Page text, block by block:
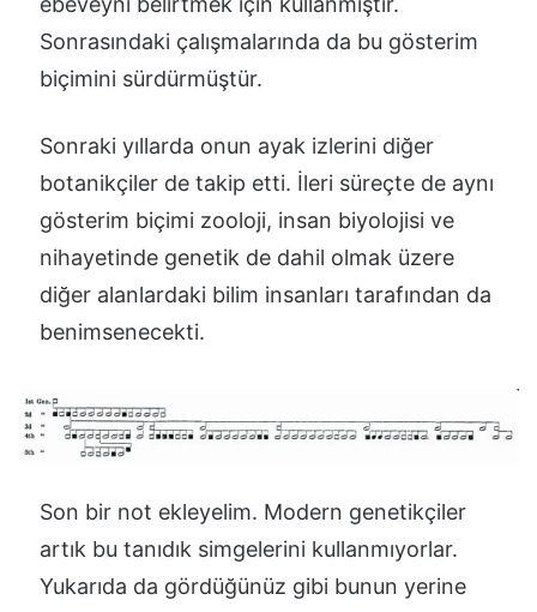
Sonrasındaki çalışmalarında da bu gösterim
biçimini sürdürmüştür.
Sonraki yıllarda onun ayak izlerini diğer
botanikçiler de takip etti. İleri süreçte de aynı
gösterim biçimi zooloji, insan biyolojisi ve
nihayetinde genetik de dahil olmak üzere
diğer alanlardaki bilim insanları tarafından da
benimsenecekti.
Son bir not ekleyelim. Modern genetikçiler
artık bu tanıdık simgelerini kullanmıyorlar.
Yukarıda da gördüğünüz gibi bunun yerine